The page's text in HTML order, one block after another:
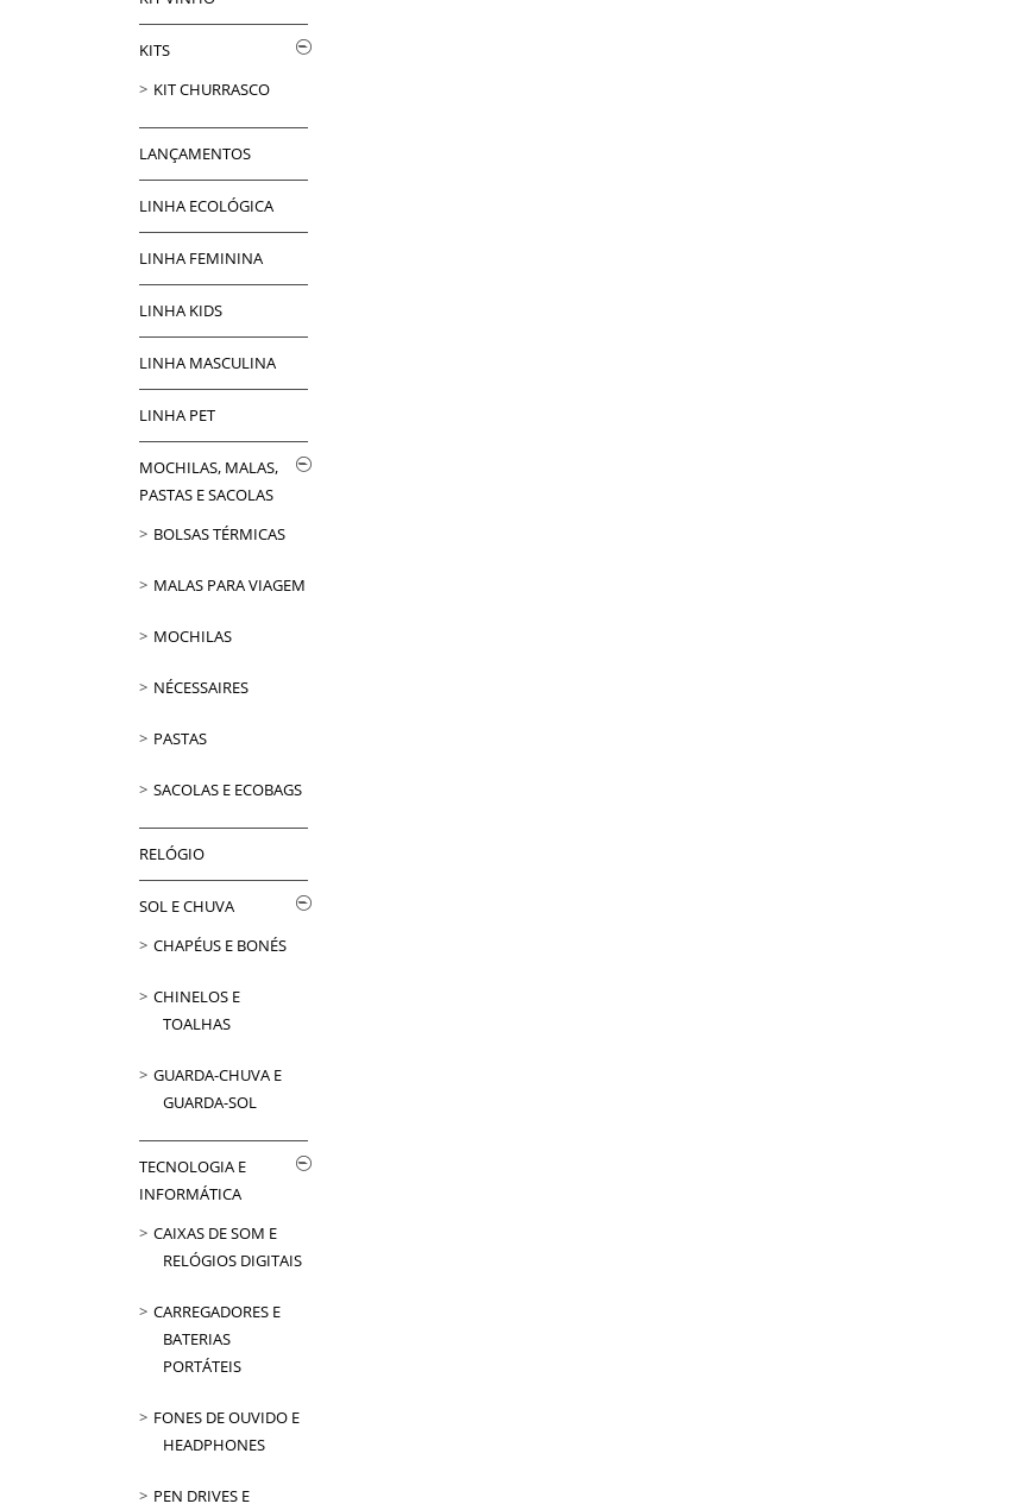
KITS
KIT CHURRASCO
LANÇAMENTOS
LINHA ECOLÓGICA
LINHA FEMININA
LINHA KIDS
LINHA MASCULINA
LINHA PET
MOCHILAS, MALAS,
PASTAS E SACOLAS
BOLSAS TÉRMICAS
MALAS PARA VIAGEM
MOCHILAS
NÉCESSAIRES
PASTAS
SACOLAS E ECOBAGS
RELÓGIO
SOL E CHUVA
CHAPÉUS E BONÉS
CHINELOS E
TOALHAS
GUARDA-CHUVA E
GUARDA-SOL
TECNOLOGIA E
INFORMÁTICA
CAIXAS DE SOM E
RELÓGIOS DIGITAIS
CARREGADORES E
BATERIAS
PORTÁTEIS
FONES DE OUVIDO E
HEADPHONES
PEN DRIVES E